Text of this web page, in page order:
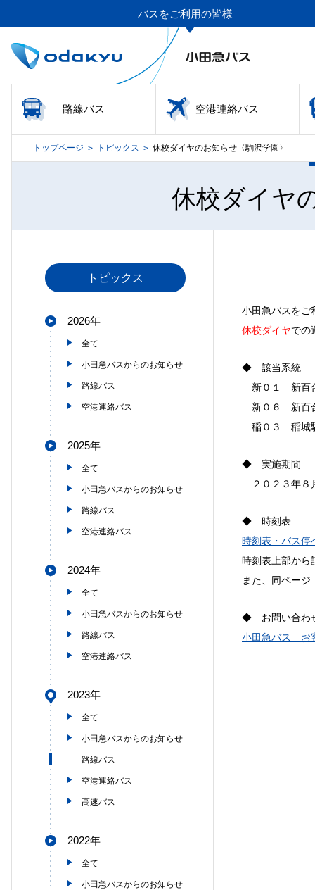
バスをご利用の皆様
路線バス 空港連絡バス
トップページ > トピックス > 休校ダイヤのお知らせ〈駒沢学園〉
休校ダイヤ
小田急バスをご
休校ダイヤでの
◆ 該当系統
新０１ 新百
新０６ 新百
稲０３ 稲城
◆ 実施期間
２０２３年８
◆ 時刻表
時刻表・バス停
時刻表上部から
また、同ペー
◆ お問い合わ
小田急バス お
トピックス
2026年
全て
小田急バスからのお知らせ
路線バス
空港連絡バス
2025年
全て
小田急バスからのお知らせ
路線バス
空港連絡バス
2024年
全て
小田急バスからのお知らせ
路線バス
空港連絡バス
2023年
全て
小田急バスからのお知らせ
路線バス
空港連絡バス
高速バス
2022年
全て
小田急バスからのお知らせ